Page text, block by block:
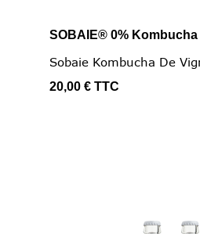
SOBAIE® 0%
Sobaie Kombucha De
20,00 € TTC